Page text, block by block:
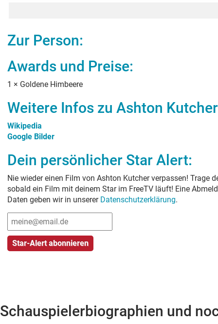
Zur Person:
Awards und Preise:
1 × Goldene Himbeere
Weitere Infos zu Ashton Kutcher
Wikipedia
Google Bilder
Dein persönlicher Star Alert:
Nie wieder einen Film von Ashton Kutcherverpassen! Trage
sobald ein Film mit deinem Star im FreeTV läuft! Eine
Daten geben wir in unserer Datenschutzerklärung.
Schauspielerbiographien und